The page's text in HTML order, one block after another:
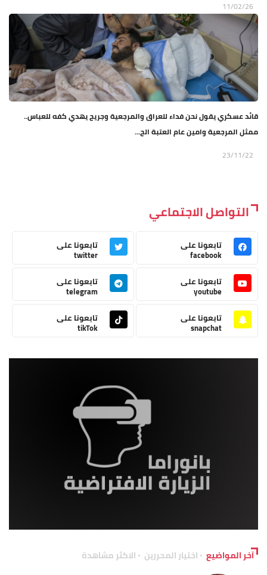
11/02/26
قائد عسكري يقول نحن فداء للعراق والمرجعية وجريح يهدي كفه للعباس..
ممثل المرجعية وامين عام العتبة الح...
23/11/22
التواصل الاجتماعي
تابعونا على
facebook
تابعونا على
twitter
تابعونا على
youtube
تابعونا على
telegram
تابعونا على
snapchat
تابعونا على
tikTok
آخر المواضيع اختيار المحررين الاكثر مشاهدة